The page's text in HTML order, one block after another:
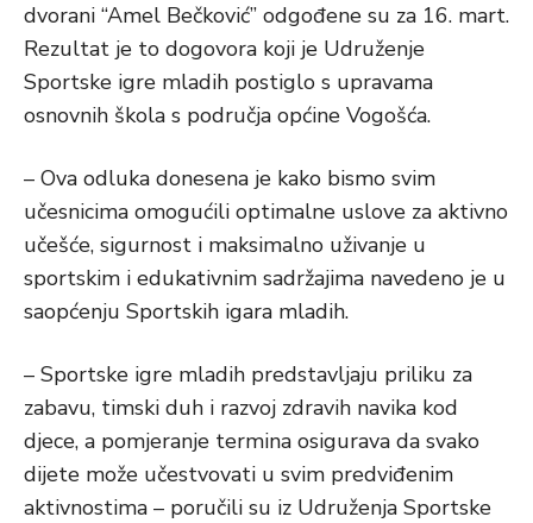
dvorani “Amel Bečković” odgođene su za 16. mart.
Rezultat je to dogovora koji je Udruženje
Sportske igre mladih postiglo s upravama
osnovnih škola s područja općine Vogošća.
– Ova odluka donesena je kako bismo svim
učesnicima omogućili optimalne uslove za aktivno
učešće, sigurnost i maksimalno uživanje u
sportskim i edukativnim sadržajima navedeno je u
saopćenju Sportskih igara mladih.
– Sportske igre mladih predstavljaju priliku za
zabavu, timski duh i razvoj zdravih navika kod
djece, a pomjeranje termina osigurava da svako
dijete može učestvovati u svim predviđenim
aktivnostima – poručili su iz Udruženja Sportske